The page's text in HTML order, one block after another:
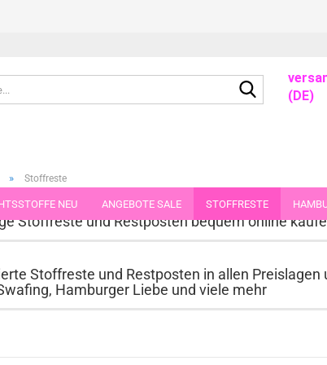
Suche...
(DE)
NEU ANGEBOTE SALE STOFFRESTE
GUTSCHEINE PORTO-FLATRATE STOFFE IN STÜCKEN
» Stoffreste
Stoffreste und Restposten bequem online
Stoffreste und Restposten in allen
Hamburger Liebe und viele mehr